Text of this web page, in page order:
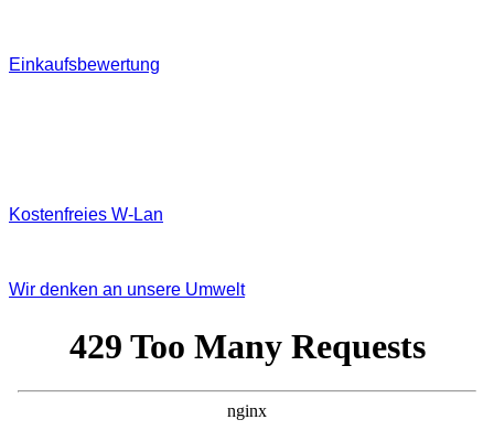
Einkaufsbewertung
Kostenfreies W‐Lan
Wir denken an unsere Umwelt